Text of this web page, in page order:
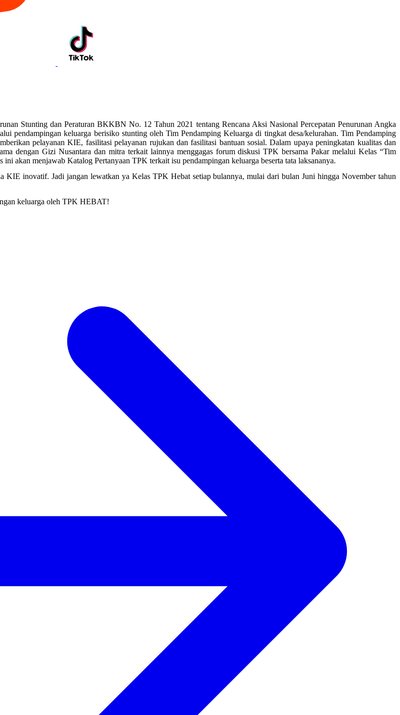
Stunting dan Peraturan BKKBN No. 12 Tahun 2021 tentang Rencana Aksi Nasional Percepatan Penurunan Angka
pendampingan keluarga berisiko stunting oleh Tim Pendamping Keluarga di tingkat desa/kelurahan. Tim Pendamping
pelayanan KIE, fasilitasi pelayanan rujukan dan fasilitasi bantuan sosial. Dalam upaya peningkatan kualitas dan
dengan Gizi Nusantara dan mitra terkait lainnya menggagas forum diskusi TPK bersama Pakar melalui Kelas “Tim
akan menjawab Katalog Pertanyaan TPK terkait isu pendampingan keluarga beserta tata laksananya.
inovatif. Jadi jangan lewatkan ya Kelas TPK Hebat setiap bulannya, mulai dari bulan Juni hingga November tahun
keluarga oleh TPK HEBAT!